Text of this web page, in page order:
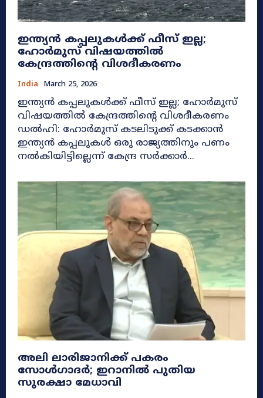
ഇന്ത്യൻ കപ്പലുകൾക്ക് ഫീസ് ഇല്ല;
ഹോർമുസ് വിഷയത്തിൽ
കേന്ദ്രത്തിന്റെ വിശദീകരണം
India March 25, 2026
ഇന്ത്യൻ കപ്പലുകൾക്ക് ഫീസ് ഇല്ല; ഹോർമുസ്
വിഷയത്തിൽ കേന്ദ്രത്തിന്റെ വിശദീകരണം
ഡൽഹി: ഹോർമുസ് കടലിടുക്ക് കടക്കാൻ
ഇന്ത്യൻ കപ്പലുകൾ ഒരു രാജ്യത്തിനും പണം
നൽകിയിട്ടില്ലെന്ന് കേന്ദ്ര സർക്കാർ...
അലി ലാരിജാനിക്ക് പകരം
സോൾഗാദർ; ഇറാനിൽ പുതിയ
സുരക്ഷാ മേധാവി